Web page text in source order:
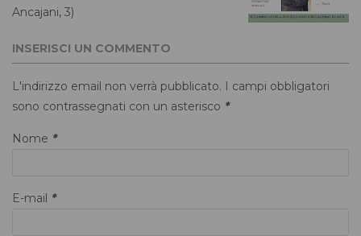
Ancajani, 3)
INSERISCI UN COMMENTO
L'indirizzo email non verrà pubblicato. I campi obbligatori
sono contrassegnati con un asterisco *
Nome *
E-mail *